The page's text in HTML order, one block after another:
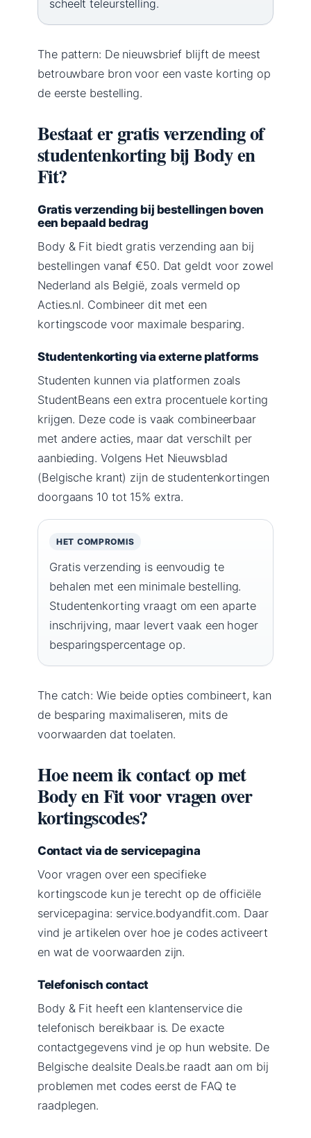
scheelt teleurstelling.
The pattern: De nieuwsbrief blijft de meest
betrouwbare bron voor een vaste korting op
de eerste bestelling.
Bestaat er gratis verzending of
studentenkorting bij Body en
Fit?
Gratis verzending bij bestellingen boven
een bepaald bedrag
Body & Fit biedt gratis verzending aan bij
bestellingen vanaf €50. Dat geldt voor zowel
Nederland als België, zoals vermeld op
Acties.nl. Combineer dit met een
kortingscode voor maximale besparing.
Studentenkorting via externe platforms
Studenten kunnen via platformen zoals
StudentBeans een extra procentuele korting
krijgen. Deze code is vaak combineerbaar
met andere acties, maar dat verschilt per
aanbieding. Volgens Het Nieuwsblad
(Belgische krant) zijn de studentenkortingen
doorgaans 10 tot 15% extra.
HET COMPROMIS
Gratis verzending is eenvoudig te
behalen met een minimale bestelling.
Studentenkorting vraagt om een aparte
inschrijving, maar levert vaak een hoger
besparingspercentage op.
The catch: Wie beide opties combineert, kan
de besparing maximaliseren, mits de
voorwaarden dat toelaten.
Hoe neem ik contact op met
Body en Fit voor vragen over
kortingscodes?
Contact via de servicepagina
Voor vragen over een specifieke
kortingscode kun je terecht op de officiële
servicepagina: service.bodyandfit.com. Daar
vind je artikelen over hoe je codes activeert
en wat de voorwaarden zijn.
Telefonisch contact
Body & Fit heeft een klantenservice die
telefonisch bereikbaar is. De exacte
contactgegevens vind je op hun website. De
Belgische dealsite Deals.be raadt aan om bij
problemen met codes eerst de FAQ te
raadplegen.